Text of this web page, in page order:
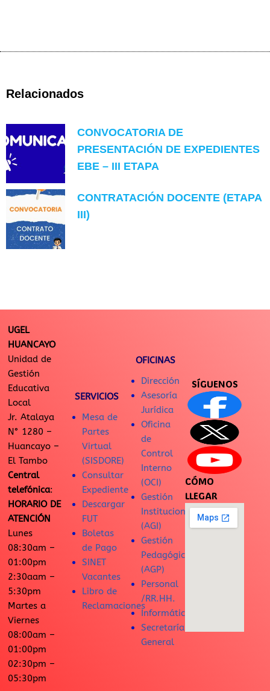
Relacionados
CONVOCATORIA DE
PRESENTACIÓN DE EXPEDIENTES
EBE – III ETAPA
CONTRATACIÓN DOCENTE (ETAPA
III)
UGEL
HUANCAYO
Unidad de
Gestión
Educativa
Local
Jr. Atalaya
N° 1280 –
Huancayo –
El Tambo
Central
telefónica:
HORARIO DE
ATENCIÓN
Lunes
08:30am –
01:00pm
2:30aam –
5:30pm
Martes a
Viernes
08:00am –
01:00pm
02:30pm –
05:30pm
SERVICIOS
Mesa de
Partes
Virtual
(SISDORE)
Consultar
Expediente
Descargar
FUT
Boletas
de Pago
SINET
Vacantes
Libro de
Reclamaciones
OFICINAS
Dirección
Asesoría
Jurídica
Oficina
de
Control
Interno
(OCI)
Gestión
Institucional
(AGI)
Gestión
Pedagógica
(AGP)
Personal
/RR.HH.
Informática
Secretaría
General
SÍGUENOS
CÓMO
LLEGAR